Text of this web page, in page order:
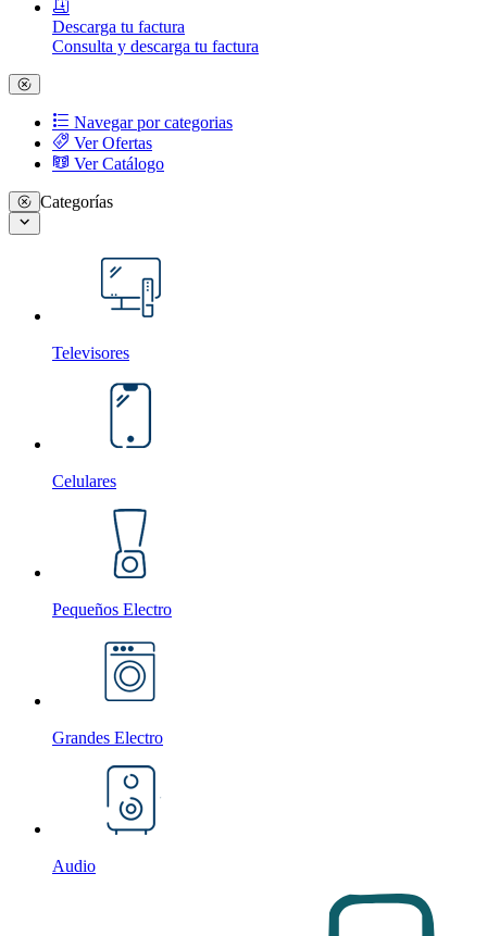
Descarga tu factura
Consulta y descarga tu factura
Navegar por categorias
Ver Ofertas
Ver Catálogo
Categorías
Televisores
Celulares
Pequeños Electro
Grandes Electro
Audio